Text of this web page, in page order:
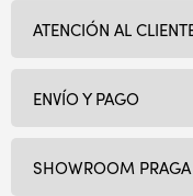
SHOWROOM PRAGA
ATENCIÓN AL
ENVÍO Y PAGO